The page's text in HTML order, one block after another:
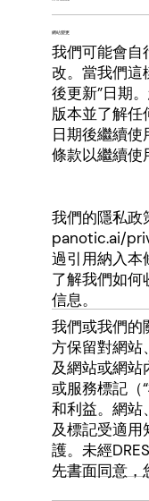
我們可能會自
改。當我們這
後更新”日期
版本並了解任
日期後繼續使
條款以繼續使
網站變更
我們或我們的
方保留對網站
及網站或網站
或服務標記（
和利益。網站
及標記受適用
護。未經
先書面同意，
我們的隱私政
panotic.ai/
過引用納入本
了解我們如何
信息。